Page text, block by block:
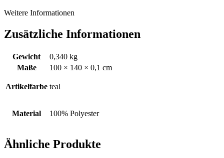
Weitere Informationen
Zusätzliche Informationen
Gewicht
0,340 kg
Maße
100 × 140 × 0,1 cm
Artikelfarbe teal
Material 100% Polyester
Ähnliche Produkte